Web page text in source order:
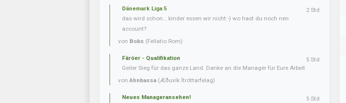
Dänemark Liga 5
das wird schon… kinder essen wir nicht:-) wo hast du noch nen
account?
von Bobs (Fellatio Rom)
2 Std
Färöer - Qualifikation
Geiler Sieg für das ganze Land. Danke an die Manager für Eure Arbeit
vonAhnbassa (Æðuvík Ítróttarfelag)
5 Std
Neues Manageransehen!
5 Std